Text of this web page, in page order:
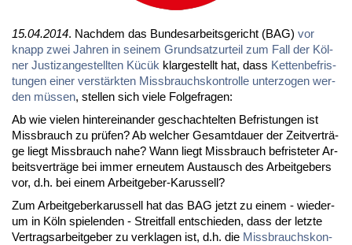
15.04.2014. Nach­dem das Bun­des­ar­beits­ge­richt (BAG) vor
knapp zwei Jah­ren in sei­nem Grund­satz­ur­teil zum Fall der Köl­
ner Jus­tiz­an­ge­stell­ten Kü­cük klar­ge­stellt hat, dass Ket­ten­be­fris­
tun­gen ei­ner ver­stärk­ten Miss­brauchs­kon­trol­le un­ter­zo­gen wer­
den müs­sen, stel­len sich vie­le Fol­ge­fra­gen:
Ab wie vie­len hin­ter­ein­an­der ge­schach­tel­ten Be­fris­tun­gen ist
Miss­brauch zu prü­fen? Ab wel­cher Ge­samt­dau­er der Zeit­ver­trä­
ge liegt Miss­brauch na­he? Wann liegt Miss­brauch be­fris­te­ter Ar­
beits­ver­trä­ge bei im­mer er­neu­tem Aus­tausch des Ar­beit­ge­bers
vor, d.h. bei ei­nem Ar­beit­ge­ber-Ka­rus­sell?
Zum Ar­beit­ge­ber­ka­rus­sell hat das BAG jetzt zu ei­nem - wie­der­
um in Köln spie­len­den - Streit­fall ent­schie­den, dass der letz­te
Ver­trags­ar­beit­ge­ber zu ver­kla­gen ist, d.h. die Miss­brauchs­kon­